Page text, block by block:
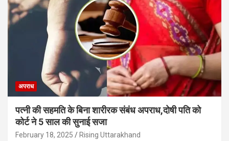
अपराध
पत्नी की सहमति के बिना शारीरक संबंध अपराध,दोषी पति को
कोर्ट ने 5 साल की सुनाई सजा
February 18, 2025 Rising Uttarakhand